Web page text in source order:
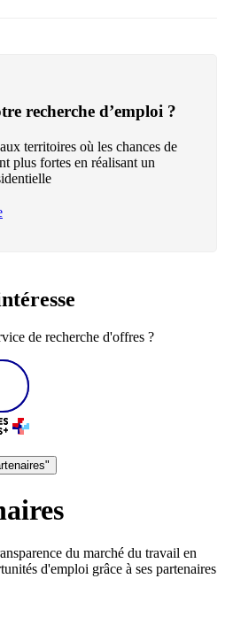
recherche d’emploi ?
territoires où les chances de
plus fortes en réalisant un
de recherche d'offres ?
du marché du travail en
d'emploi grâce à ses partenaires